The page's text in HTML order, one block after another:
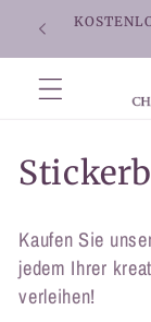
zum
K
t
e
Kaufen Sie
jedem Ihrer
verleihen!